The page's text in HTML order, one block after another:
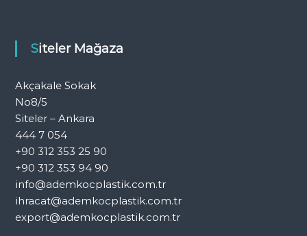
Siteler Mağaza
Akçakale Sokak
No8/5
Siteler – Ankara
444 7 054
+90 312 353 25 90
+90 312 353 94 90
info@ademkocplastik.com.tr
ihracat@ademkocplastik.com.tr
export@ademkocplastik.com.tr